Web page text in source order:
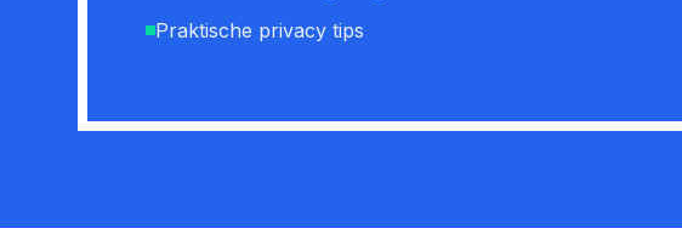
Praktische privacy tips